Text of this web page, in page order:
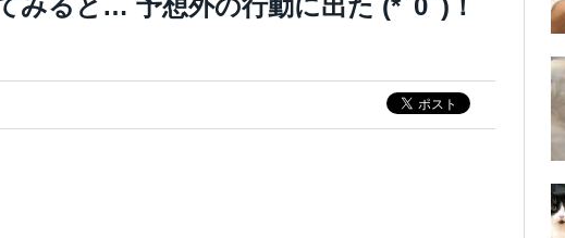
みると… 予想外の行動に出た (*ﾟ0ﾟ)！